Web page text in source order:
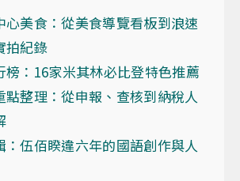
心美食：從美食導覽看板到浪速
拍紀錄
榜：16家米其林必比登特色推薦
點整理：從申報、查核到納稅人
：伍佰睽違六年的國語創作與人